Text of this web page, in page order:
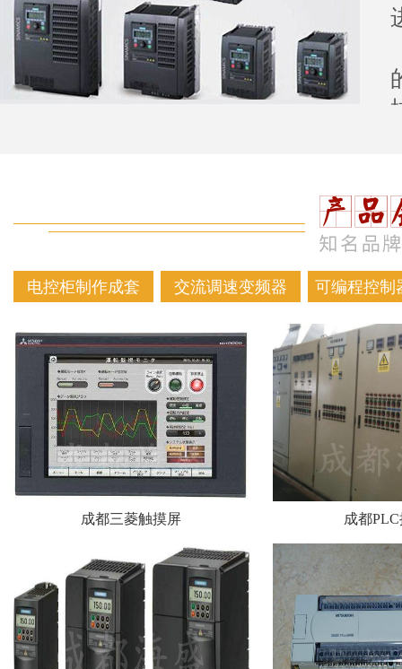
电控柜制作成套 交流调速变频器 可编程控制
成都三菱触摸屏 成都